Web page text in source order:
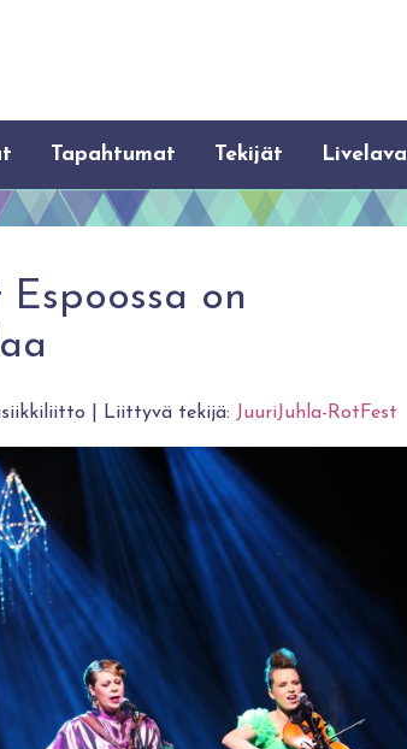
Tapahtumat Tekijät Livelava
Espoossa on
| Liittyvä tekijä: JuuriJuhla-RotFest